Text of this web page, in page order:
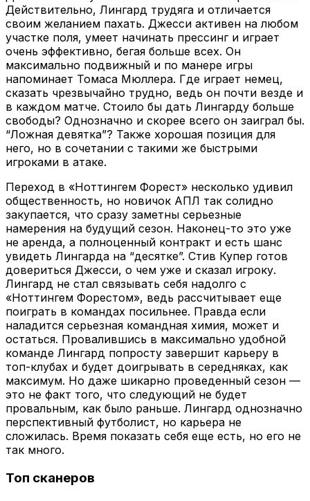
Действительно, Лингард трудяга и отличается
своим желанием пахать. Джесси активен на любом
участке поля, умеет начинать прессинг и играет
очень эффективно, бегая больше всех. Он
максимально подвижный и по манере игры
напоминает Томаса Мюллера. Где играет немец,
сказать чрезвычайно трудно, ведь он почти везде и
в каждом матче. Стоило бы дать Лингарду больше
свободы? Однозначно и скорее всего он заиграл бы.
“Ложная девятка”? Также хорошая позиция для
него, но в сочетании с такими же быстрыми
игроками в атаке.
Переход в «Ноттингем Форест» несколько удивил
общественность, но новичок АПЛ так солидно
закупается, что сразу заметны серьезные
намерения на будущий сезон. Наконец-то это уже
не аренда, а полноценный контракт и есть шанс
увидеть Лингарда на “десятке”. Стив Купер готов
довериться Джесси, о чем уже и сказал игроку.
Лингард не стал связывать себя надолго с
«Ноттингем Форестом», ведь рассчитывает еще
поиграть в командах посильнее. Правда если
наладится серьезная командная химия, может и
остаться. Провалившись в максимально удобной
команде Лингард попросту завершит карьеру в
топ-клубах и будет доигрывать в середняках, как
максимум. Но даже шикарно проведенный сезон —
это не факт того, что следующий не будет
провальным, как было раньше. Лингард однозначно
перспективный футболист, но карьера не
сложилась. Время показать себя еще есть, но его не
так много.
Топ сканеров